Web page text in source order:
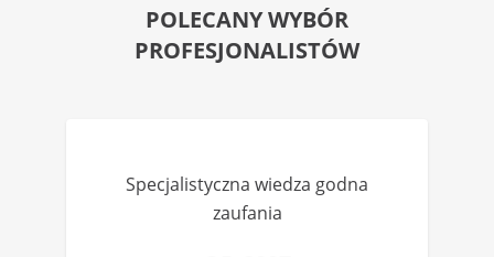
POLECANY WYBÓR
PROFESJONALISTÓW
Specjalistyczna wiedza godna
zaufania